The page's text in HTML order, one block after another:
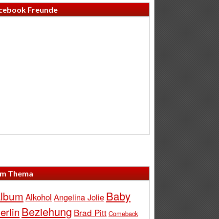
Freunde
Thema
Alkohol Angelina Jolie Baby
Beziehung Brad Pitt Comeback